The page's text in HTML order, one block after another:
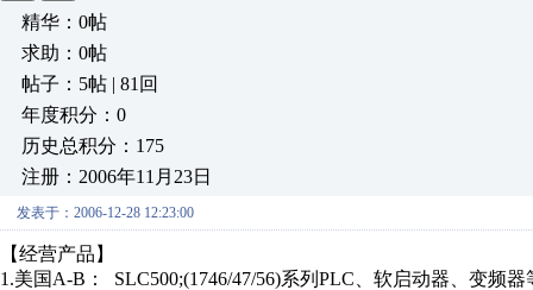
精华：0帖
求助：0帖
帖子：5帖 | 81回
年度积分：0
历史总积分：175
注册：2006年11月23日
发表于：2006-12-28 12:23:00
【经营产品】
1.美国A-B： SLC500;(1746/47/56)系列PLC、软启动器、变频器